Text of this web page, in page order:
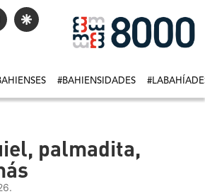
#BAHIENSIDADES
palmadita,